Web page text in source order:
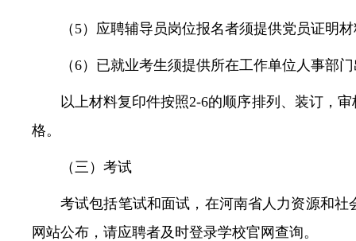
（5）应聘辅导员岗位报名者须提供党员证明
（6）已就业考生须提供所在工作单位人事部
以上材料复印件按照2-6的顺序排列、装订，
格。
（三）考试
考试包括笔试和面试，在河南省人力资源和
网站公布，请应聘者及时登录学校官网查询。